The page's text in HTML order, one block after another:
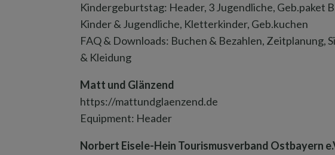
Kindergeburtstag: Header, 3 Jugendliche, Geb.paket
Kinder & Jugendliche, Kletterkinder, Geb.kuchen
FAQ & Downloads: Buchen & Bezahlen, Zeitplanung,
& Kleidung
Matt und Glänzend
https://mattundglaenzend.de
Equipment: Header
Norbert Eisele-Hein Tourismusverband Ostbayern